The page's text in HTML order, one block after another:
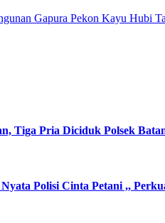
Gapura Pekon Kayu Hubi
Tiga Pria Diciduk Polsek
Polisi Cinta Petani ,,